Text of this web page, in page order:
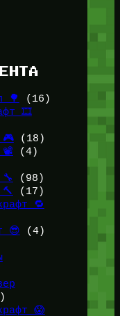
🌳
(16)
🎞️
🎮(18)
📽️ (4)
(98)
(17)
🔁
😎 (4)
😱